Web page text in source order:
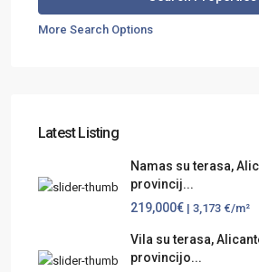
More Search Options
Latest Listing
Namas su terasa,
provincij...
219,000€ | 3,173 €/m²
Vila su terasa,
provincijo...